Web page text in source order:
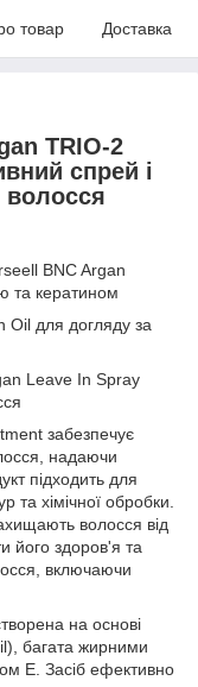
товар Доставка
TRIO-2
спрей і
волосся
BNC Argan
та кератином
Oil для догляду за
Leave In Spray
забезпечує
надаючи
підходить для
та хімічної обробки.
волосся від
його здоров'я та
включаючи
на основі
багата жирними
E. Засіб ефективно